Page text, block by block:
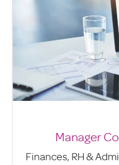
Manager
Finances, RH &